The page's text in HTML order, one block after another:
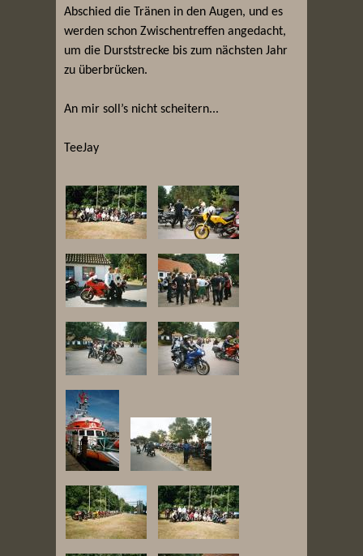
Abschied die Tränen in den Augen, und es
werden schon Zwischentreffen angedacht,
um die Durststrecke bis zum nächsten Jahr
zu überbrücken.
An mir soll’s nicht scheitern...
TeeJay